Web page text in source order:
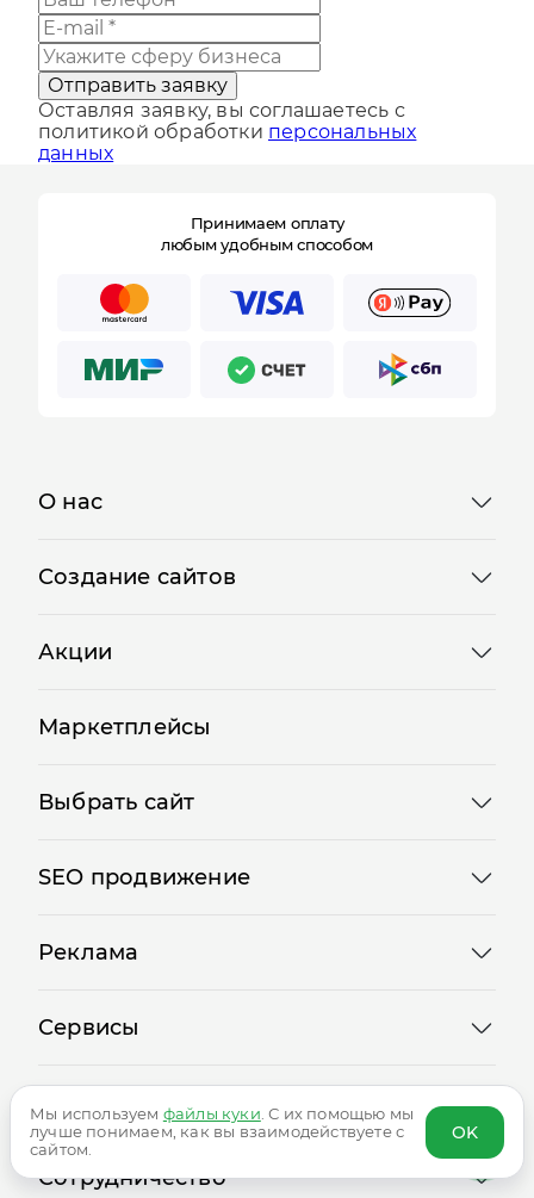
Отправить заявку
Оставляя заявку, вы соглашаетесь с
политикой обработки
Принимаем оплату
Логотипы
Мы используем файлы куки . С их помощью мы
лучше понимаем, как вы взаимодействуете с
сайтом.
OK